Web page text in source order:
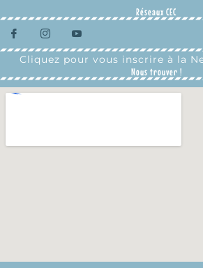
Réseaux CEC
Cliquez pour vous inscrire à la
Nous trouver !